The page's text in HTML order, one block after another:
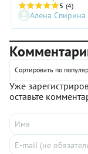
торт медовик
5 (4)
Алена Спирина
Сортировать по
Уже
оставьте